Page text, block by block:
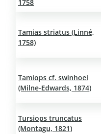
1758
Tamias striatus (Linné,
1758)
Tamiops cf. swinhoei
(Milne-Edwards, 1874)
Tursiops truncatus
(Montagu, 1821)